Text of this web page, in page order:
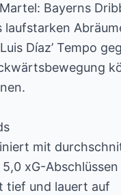
Bayerns
Díaz’ Tempo
mit
xG-Abschlüssen
tief und lauert auf